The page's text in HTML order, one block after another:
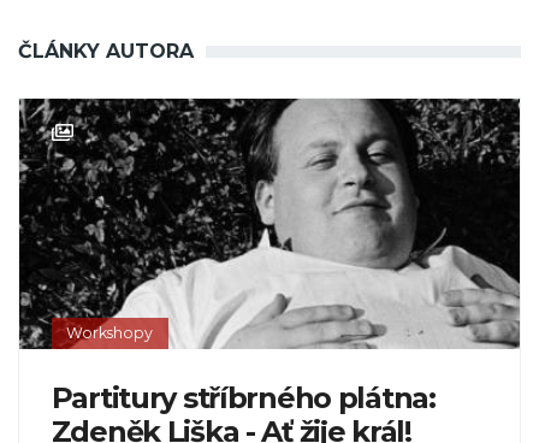
ČLÁNKY AUTORA
Workshopy
Partitury stříbrného plátna:
Zdeněk Liška - Ať žije král!